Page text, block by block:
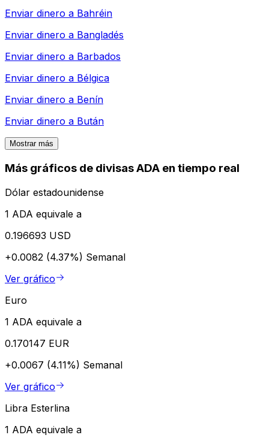
Enviar dinero a Bahréin
Enviar dinero a Bangladés
Enviar dinero a Barbados
Enviar dinero a Bélgica
Enviar dinero a Benín
Enviar dinero a Bután
Mostrar más
Más gráficos de divisas ADA en tiempo real
Dólar estadounidense
1 ADA equivale a
0.196693 USD
+0.0082 (4.37%) Semanal
Ver gráfico
Euro
1 ADA equivale a
0.170147 EUR
+0.0067 (4.11%) Semanal
Ver gráfico
Libra Esterlina
1 ADA equivale a